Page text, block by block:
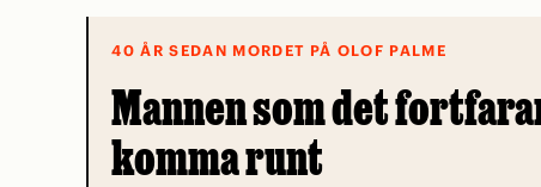
40 ÅR SEDAN MORDET PÅ OLOF PALME
Mannen som det
komma runt